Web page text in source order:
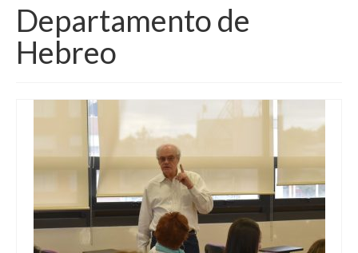
Departamento de
Hebreo